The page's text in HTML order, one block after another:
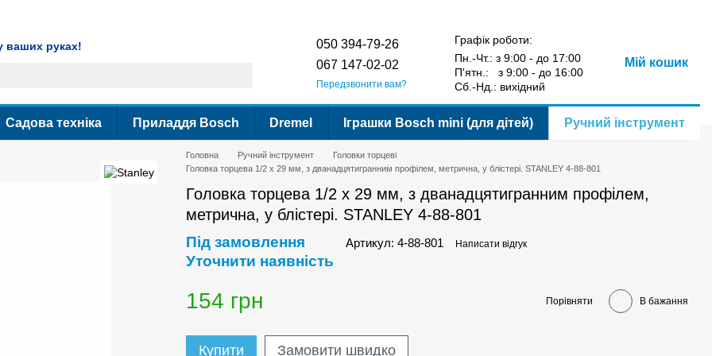
ваших руках!
050 394-79-26
067 147-02-02
Передзвонити вам?
Графік роботи:
Пн.-Чт.: з 9:00 - до 17:00
П'ятн.: з 9:00 - до 16:00
Сб.-Нд.: вихідний
Мій кошик
Садова техніка Приладдя Bosch Dremel Іграшки Bosch mini (для дітей) Ручний інструмент
Головна Ручний інструмент
Головки торцеві
Головка торцева 1/2 х 29 мм, з дванадцятигранним профілем, метрична, у блістері. STANLEY 4-88-801
Головка торцева 1/2 х 29 мм, з дванадцятигранним профілем,
метрична, у блістері. STANLEY 4-88-801
Під замовлення
Уточнити наявність
Артикул: 4-88-801 Написати відгук
154 грн Порівняти В бажання
Купити Замовити швидко